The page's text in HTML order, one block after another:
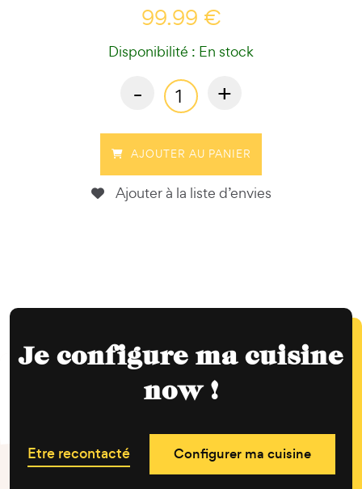
99.99 €
Disponibilité : En stock
- +
AJOUTER AU PANIER
Ajouter à la liste d’envies
Je configure ma cuisine
now !
Etre recontacté Configurer ma cuisine